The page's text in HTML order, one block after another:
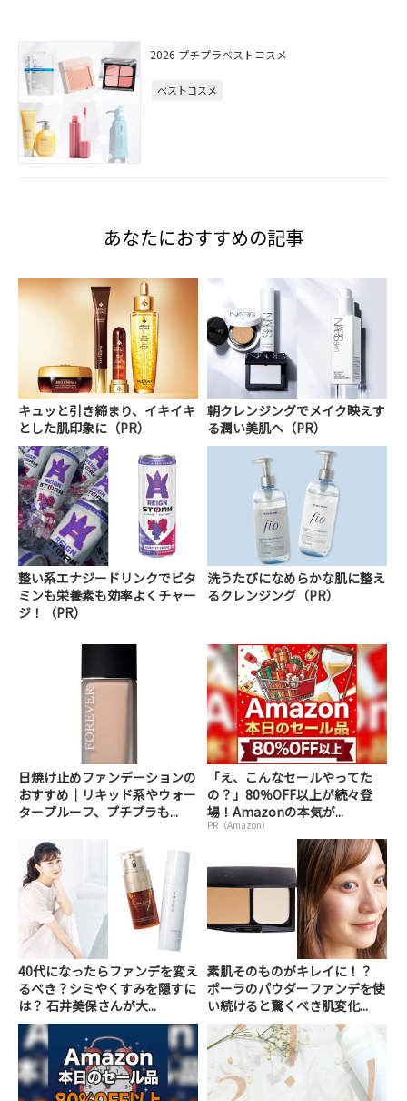
2026 プチプラベストコスメ
ベストコスメ
あなたにおすすめの記事
キュッと引き締まり、イキイキ
とした肌印象に（PR）
朝クレンジングでメイク映えす
る潤い美肌へ（PR）
整い系エナジードリンクでビタ
ミンも栄養素も効率よくチャー
ジ！（PR）
洗うたびになめらかな肌に整え
るクレンジング（PR）
日焼け止めファンデーションの
おすすめ｜リキッド系やウォー
タープルーフ、プチプラも...
「え、こんなセールやってた
の？」80％OFF以上が続々登
場！Amazonの本気が...
PR（Amazon）
40代になったらファンデを変え
るべき？シミやくすみを隠すに
は？ 石井美保さんが大...
素肌そのものがキレイに！？
ポーラのパウダーファンデを使
い続けると驚くべき肌変化...